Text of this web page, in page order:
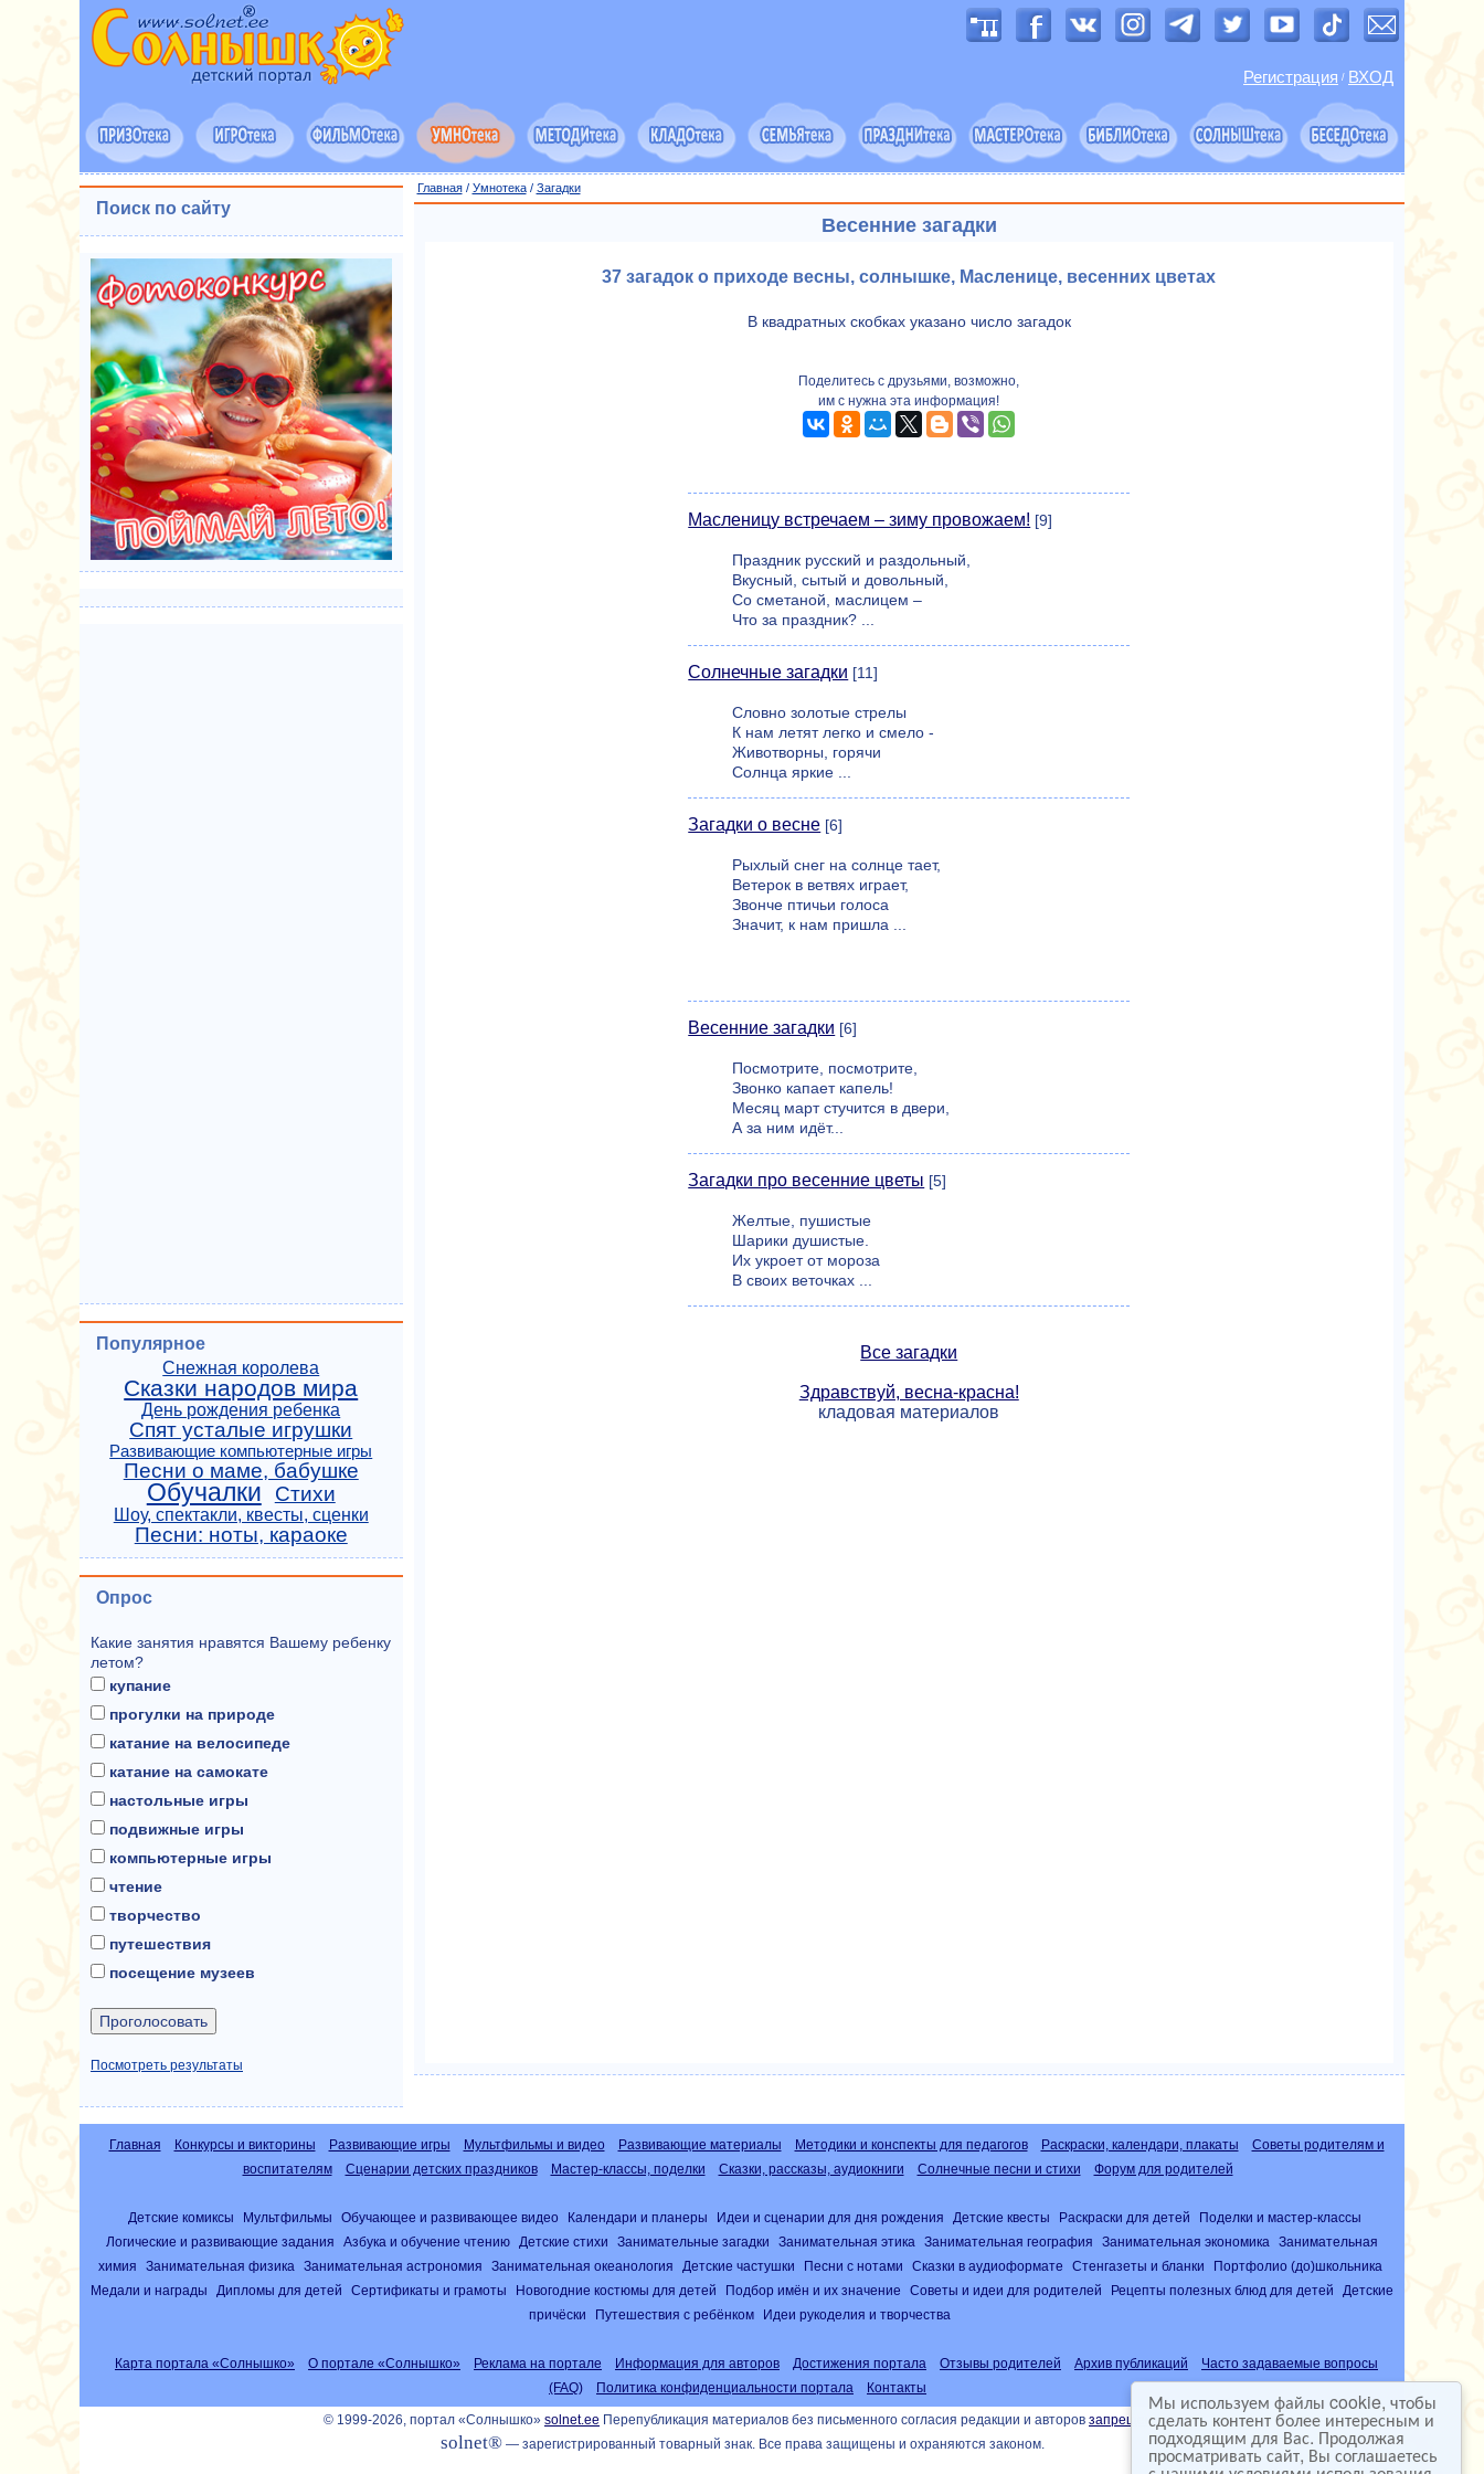
Мы используем файлы cookie, чтобы
сделать контент более интересным и
подходящим для Вас. Продолжая
просматривать сайт, Вы соглашаетесь
Регистрация / ВХОД
Главная/ Умнотека/ Загадки
Весенние загадки
37 загадок о приходе весны, солнышке, Масленице, весенних цветах
В квадратных скобках указано число загадок
Поделитесь с друзьями, возможно,
им с нужна эта информация!
Масленицу встречаем – зиму провожаем! [9]
Праздник русский и раздольный,
Вкусный, сытый и довольный,
Со сметаной, маслицем –
Что за праздник? ...
Солнечные загадки [11]
Словно золотые стрелы
К нам летят легко и смело -
Животворны, горячи
Солнца яркие ...
Загадки о весне [6]
Рыхлый снег на солнце тает,
Ветерок в ветвях играет,
Звонче птичьи голоса
Значит, к нам пришла ...
Весенние загадки [6]
Посмотрите, посмотрите,
Звонко капает капель!
Месяц март стучится в двери,
А за ним идёт...
Загадки про весенние цветы [5]
Желтые, пушистые
Шарики душистые.
Их укроет от мороза
В своих веточках ...
Все загадки
Здравствуй, весна-красна!
кладовая материалов
Поиск по сайту
Популярное
Снежная королева
Сказки народов мира
День рождения ребенка
Спят усталые игрушки
Развивающие компьютерные игры
Песни о маме, бабушке
Обучалки Стихи
Шоу, спектакли, квесты, сценки
Песни: ноты, караоке
Опрос
Какие занятия нравятся Вашему ребенку
летом?
купание
прогулки на природе
катание на велосипеде
катание на самокате
настольные игры
подвижные игры
компьютерные игры
чтение
творчество
путешествия
посещение музеев
Посмотреть результаты
Главная Конкурсы и викторины Развивающие игры Мультфильмы и видео Развивающие материалы Методики и конспекты для педагогов Раскраски, календари, плакаты
Советы родителям и
воспитателям
Сценарии детских праздников Мастер-классы, поделки Сказки, рассказы, аудиокниги Солнечные песни и стихи Форум для родителей
Детские комиксы Мультфильмы Обучающее и развивающее видео Календари и планеры Идеи и сценарии для дня рождения Детские квесты Раскраски для детей
Поделки и мастер-классы
Логические и развивающие задания
Азбука и обучение чтению Детские стихи Занимательные загадки Занимательная этика Занимательная география Занимательная экономика
Занимательная
химия
Занимательная физика Занимательная астрономия Занимательная океанология Детские частушки Песни с нотами Сказки в аудиоформате Стенгазеты и бланки
Портфолио (до)школьника
Медали и награды
Дипломы для детей Сертификаты и грамоты Новогодние костюмы для детей Подбор имён и их значение Советы и идеи для родителей Рецепты полезных блюд для детей
Детские
причёски
Путешествия с ребёнком Идеи рукоделия и творчества
Карта портала «Солнышко» О портале «Солнышко» Реклама на портале Информация для авторов Достижения портала Отзывы родителей Архив публикаций
Часто задаваемые вопросы
(FAQ)
Политика конфиденциальности портала Контакты
© 1999-2026, портал «Солнышко» solnet.ee Перепубликация материалов без письменного согласия редакции и авторов запрещена
solnet®— зарегистрированный товарный знак. Все права защищены и охраняются законом.